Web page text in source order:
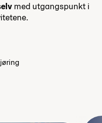
med utgangspunkt i